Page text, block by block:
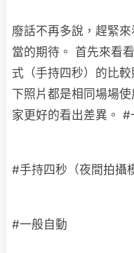
廢話不再多說，趕緊
當的期待。 首先來看
式（手持四秒）的比
下照片都是相同場場
家更好的看出差異。 #
#手持四秒（夜間拍攝
#一般自動